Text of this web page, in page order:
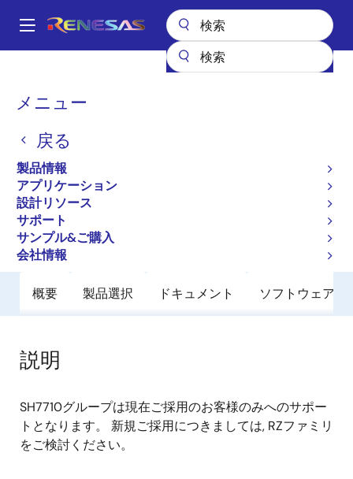
ン
Main
メニュー
戻る
製品情報
アプリケーション
設計リソース
サポート
サンプル&ご購入
会社情報
パ
く
ず
SH7710
SH7710
廃止品
32 ビットマイクロコントローラ（新規
採用非推奨品）
概要 製品選択 ドキュメント ソフトウェア／
説明
SH7710グループは現在ご採用のお客様のみへのサポー
トとなります。 新規ご採用につきましては, RZファミリ
をご検討ください。